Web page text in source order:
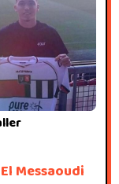
Messaoudi